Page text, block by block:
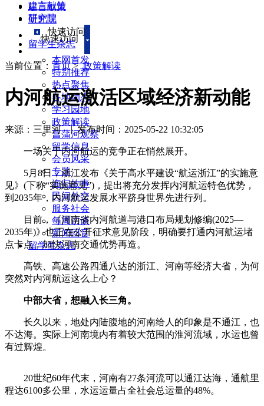
建言献策
研究院
快速访问
本网首发
特别推荐
热点聚焦
各地动态
学习园地
政策解读
菖蒲河观察
留学信息
会员风采
专题
海归故事
民间外交
服务社会
每周访谈
新闻回音
留学生杂志
建言献策
研究院
快速访问
留学生杂志
当前位置： 首页>政策解读
内河航运激活区域经济新动能
来源：三里河 |发布时间：2025-05-22 10:32:05
一场关于内河航运的竞争正在悄然展开。
5月8日，浙江发布《关于高水平建设“航运浙江”的实施意
见》(下称“实施意见”)，提出将充分发挥内河航运特色优势，
到2035年，内河航运发展水平跻身世界先进行列。
目前，《河南省内河航道与港口布局规划修编(2025—
2035年)》也正在公开征求意见阶段，明确要打通内河航运堵
点卡点，加快河南交通优势再造。
高铁、高速公路四通八达的浙江、河南等经济大省，为何
突然对内河航运这么上心？
中部大省，想融入长三角。
长久以来，地处内陆腹地的河南给人的印象是不通江，也
不达海。实际上河南境内有着较大范围的淮河流域，水运也曾
有过辉煌。
20世纪60年代末，河南有27条河流可以通江达海，通航里
程达6100多公里，水运运量占全社会总运量的48%。